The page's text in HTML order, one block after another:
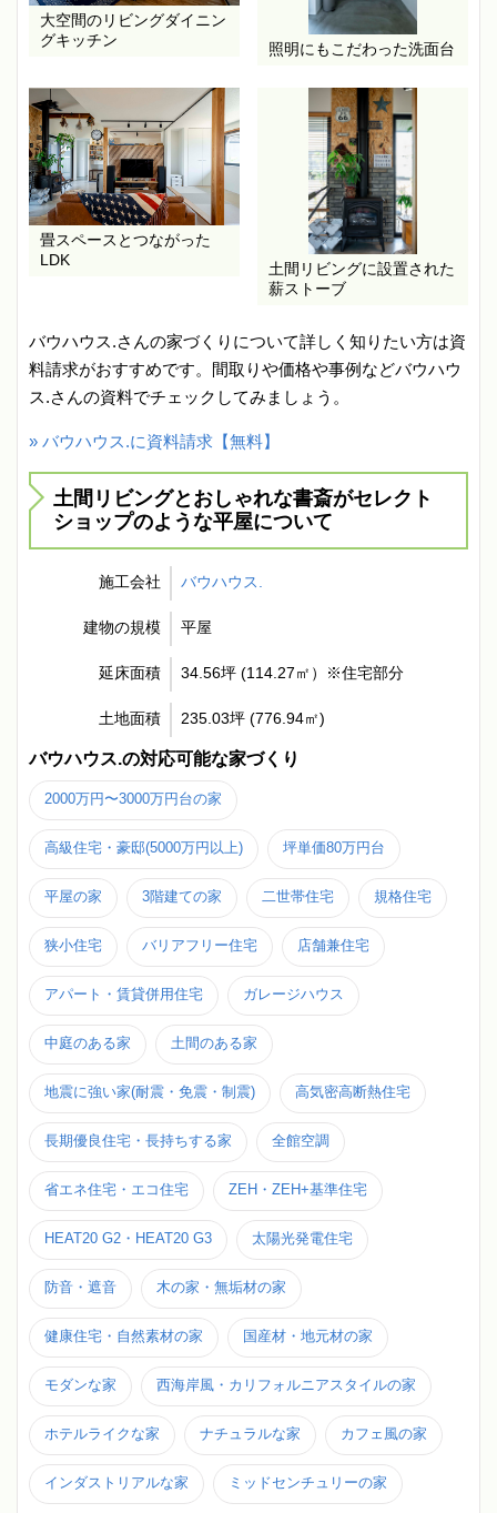
大空間のリビングダイニン
グキッチン
照明にもこだわった洗面台
畳スペースとつながった
LDK
土間リビングに設置された
薪ストーブ
バウハウス.さんの家づくりについて詳しく知りたい方は資
料請求がおすすめです。間取りや価格や事例などバウハウ
ス.さんの資料でチェックしてみましょう。
» バウハウス.に資料請求【無料】
土間リビングとおしゃれな書斎がセレクト
ショップのような平屋について
施工会社 バウハウス.
建物の規模 平屋
延床面積 34.56坪 (114.27㎡）※住宅部分
土地面積 235.03坪 (776.94㎡)
バウハウス.の対応可能な家づくり
2000万円〜3000万円台の家
高級住宅・豪邸(5000万円以上) 坪単価80万円台
平屋の家 3階建ての家 二世帯住宅 規格住宅
狭小住宅 バリアフリー住宅 店舗兼住宅
アパート・賃貸併用住宅 ガレージハウス
中庭のある家 土間のある家
地震に強い家(耐震・免震・制震) 高気密高断熱住宅
長期優良住宅・長持ちする家 全館空調
省エネ住宅・エコ住宅 ZEH・ZEH+基準住宅
HEAT20 G2・HEAT20 G3 太陽光発電住宅
防音・遮音 木の家・無垢材の家
健康住宅・自然素材の家 国産材・地元材の家
モダンな家 西海岸風・カリフォルニアスタイルの家
ホテルライクな家 ナチュラルな家 カフェ風の家
インダストリアルな家 ミッドセンチュリーの家